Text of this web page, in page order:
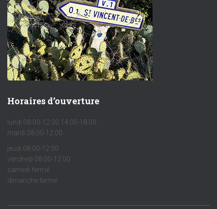
Horaires d’ouverture
lundi 08:00-12:00 14:00-18:00
mardi 08:00-12:00
jeudi 08:00-12:00
vendredi 08:00-12:00
samedi fermé
dimanche fermé